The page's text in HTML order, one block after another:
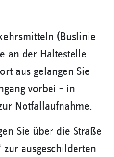
(Buslinie
an der Haltestelle
aus gelangen Sie
vorbei – in
Notfallaufnahme.
Sie über die Straße
zur ausgeschilderten